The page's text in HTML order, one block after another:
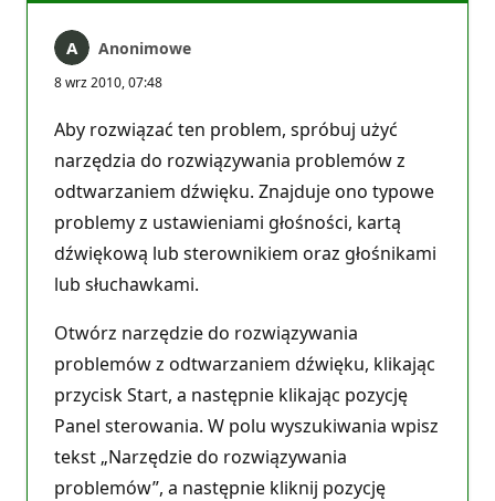
Anonimowe
8 wrz 2010, 07:48
Aby rozwiązać ten problem, spróbuj użyć
narzędzia do rozwiązywania problemów z
odtwarzaniem dźwięku. Znajduje ono typowe
problemy z ustawieniami głośności, kartą
dźwiękową lub sterownikiem oraz głośnikami
lub słuchawkami.
Otwórz narzędzie do rozwiązywania
problemów z odtwarzaniem dźwięku, klikając
przycisk Start, a następnie klikając pozycję
Panel sterowania. W polu wyszukiwania wpisz
tekst „Narzędzie do rozwiązywania
problemów”, a następnie kliknij pozycję